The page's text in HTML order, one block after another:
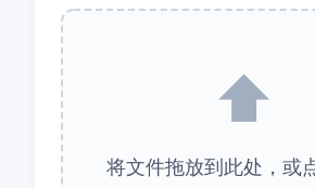
⬆️
将文件拖放到此处，或